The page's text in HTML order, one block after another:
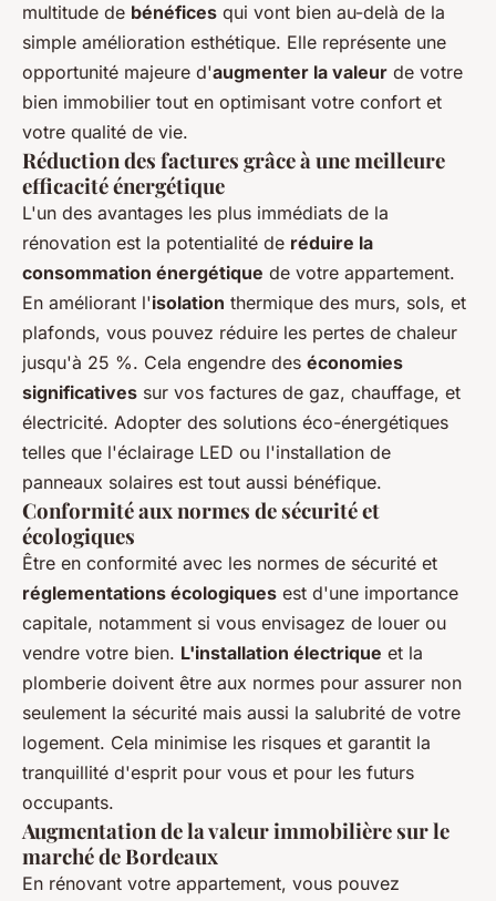
multitude de bénéfices qui vont bien au-delà de la
simple amélioration esthétique. Elle représente une
opportunité majeure d'augmenter la valeur de votre
bien immobilier tout en optimisant votre confort et
votre qualité de vie.
Réduction des factures grâce à une meilleure
efficacité énergétique
L'un des avantages les plus immédiats de la
rénovation est la potentialité de réduire la
consommation énergétique de votre appartement.
En améliorant l'isolation thermique des murs, sols, et
plafonds, vous pouvez réduire les pertes de chaleur
jusqu'à 25 %. Cela engendre des économies
significatives sur vos factures de gaz, chauffage, et
électricité. Adopter des solutions éco-énergétiques
telles que l'éclairage LED ou l'installation de
panneaux solaires est tout aussi bénéfique.
Conformité aux normes de sécurité et
écologiques
Être en conformité avec les normes de sécurité et
réglementations écologiques est d'une importance
capitale, notamment si vous envisagez de louer ou
vendre votre bien. L'installation électrique et la
plomberie doivent être aux normes pour assurer non
seulement la sécurité mais aussi la salubrité de votre
logement. Cela minimise les risques et garantit la
tranquillité d'esprit pour vous et pour les futurs
occupants.
Augmentation de la valeur immobilière sur le
marché de Bordeaux
En rénovant votre appartement, vous pouvez